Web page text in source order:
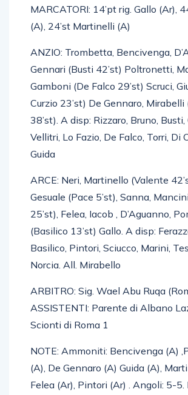
MARCATORI: 14’pt rig. Gallo (Ar),
(A), 24’st Martinelli (A)
ANZIO: Trombetta, Bencivenga,
Gennari (Busti 42’st) Poltronetti,
Gamboni (De Falco 29’st) Scruci,
Curzio 23’st) De Gennaro, Mirabelli
38’st). A disp: Rizzaro, Bruno, Busti,
Vellitri, Lo Fazio, De Falco, Torri, Di
Guida
ARCE: Neri, Martinello (Valente
Gesuale (Pace 5’st), Sanna,
25’st), Felea, Iacob , D’Aguanno,
(Basilico 13’st) Gallo. A disp:
Basilico, Pintori, Sciucco, Marini,
Norcia. All. Mirabello
ARBITRO: Sig. Wael Abu Ruqa
ASSISTENTI: Parente di Albano
Scionti di Roma 1
NOTE: Ammoniti: Bencivenga (A)
(A), De Gennaro (A) Guida (A),
Felea (Ar), Pintori (Ar) . Angoli: 5-5.